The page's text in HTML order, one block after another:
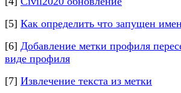
[5] Как определить что запущен
[6] Добавление метки профиля
виде профиля
[7] Извлечение текста из метки